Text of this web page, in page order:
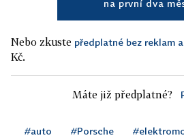
na první dva
Nebo zkuste předplatné bez reklam
Kč.
Máte již předplatné?
#auto #Porsche